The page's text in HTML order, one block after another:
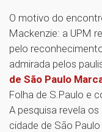
O motivo do
Mackenzie: a UPM
pelo
admirada pelos
de São Paulo
Folha de S.Paulo e
A pesquisa revela
cidade de São